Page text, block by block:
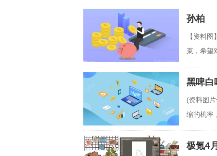
孙柏
【资料
束，希望
黑啤白
(资料图
缩的机率
子"的两
极氪4